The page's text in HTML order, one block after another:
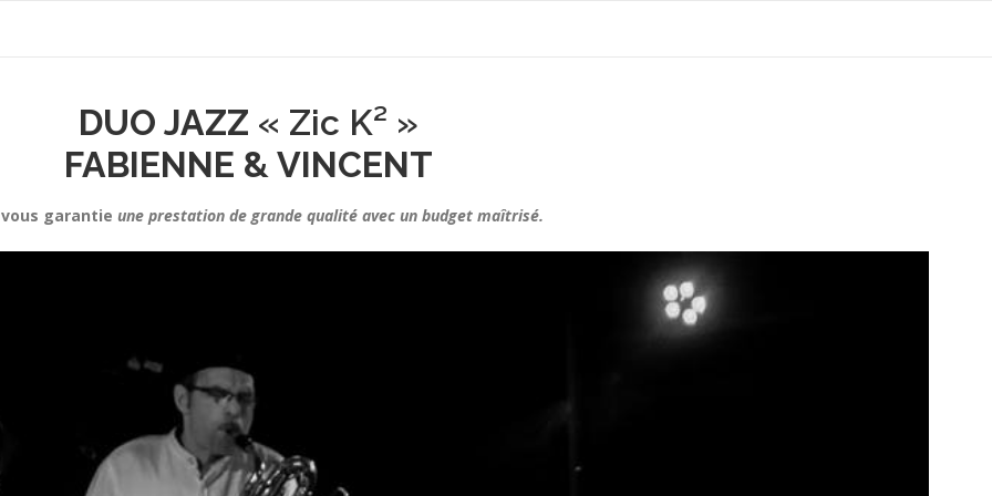
DUO JAZZ « Zic K² »
FABIENNE & VINCENT
vous garantie une prestation de grande qualité avec un budget maîtrisé.